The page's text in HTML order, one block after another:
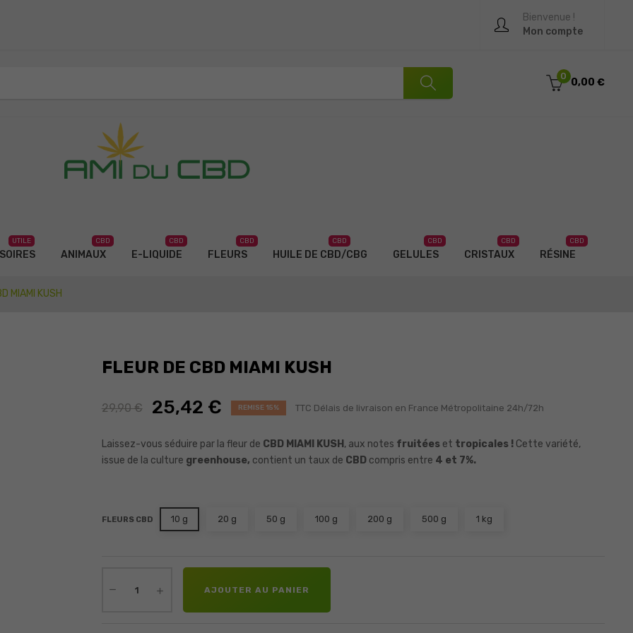
Bienvenue !
Mon compte
0
0,00 €
UTILE
ANIMAUX
CBD
E-LIQUIDE
CBD
FLEURS
CBD
HUILE DE CBD/CBG
CBD
GELULES
CBD
CRISTAUX
CBD
RÉSINE
CBD
MIAMI KUSH
FLEUR DE CBD MIAMI KUSH
29,90 € 25,42 € REMISE 15% TTC Délais de livraison en France Métropolitaine 24h/72h
Laissez-vous séduire par la fleur de CBD MIAMI KUSH , aux notes fruitéeset tropicales !Cette variété,
issue de la culture greenhouse, contient un taux de CBDcompris entre 4 et 7%.
FLEURS CBD 10 g 20 g 50 g 100 g 200 g 500 g 1 kg
AJOUTER AU PANIER